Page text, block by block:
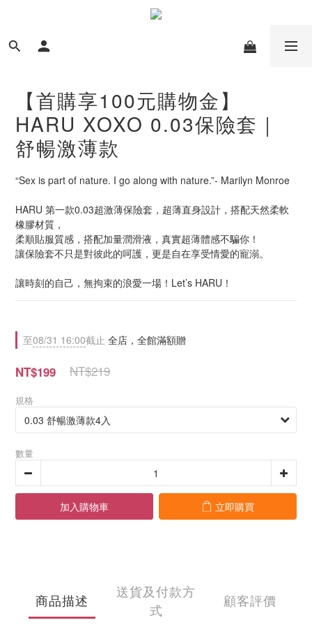
【首購享100元購物金】
HARU XOXO 0.03保險套｜
舒暢激薄款
“Sex is part of nature. I go along with nature.”- Marilyn Monroe
HARU 第一款0.03超激薄保險套，超薄直身設計，搭配天然柔軟
橡膠材質，
柔順貼服質感，搭配加量潤滑液，真實超薄體感不騙你！
讓保險套不只是對彼此的呵護，更是自在享受情愛的寵溺。
讓時刻的自己，無拘束的浪愛一場！Let’s HARU！
至08/31 16:00截止 全店，全館滿額贈
NT$219
NT$199
規格
數量
加入購物車 立即購買
商品描述
送貨及付款方
式
顧客評價